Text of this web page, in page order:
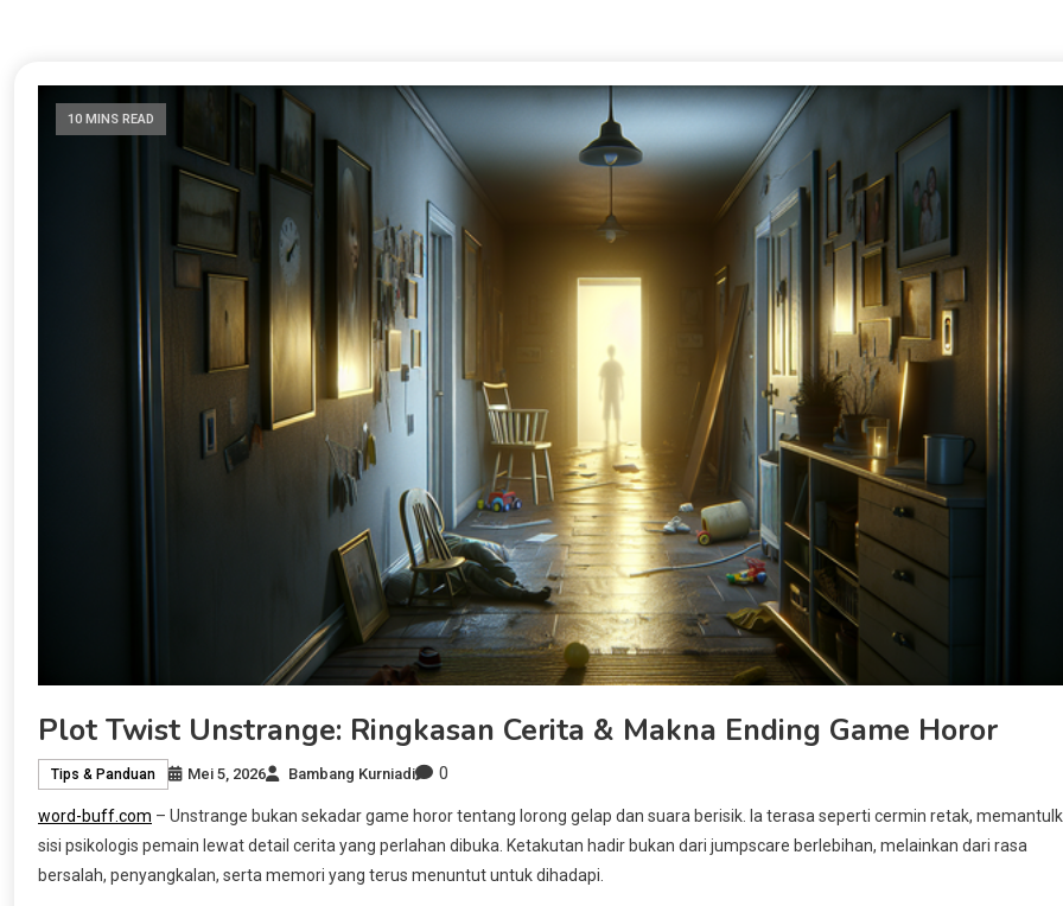
10 MINS READ
Plot Twist Unstrange: Ringkasan Cerita & Makna Ending Game Horor
Tips & Panduan Mei 5, 2026 Bambang Kurniadi 0
word-buff.com – Unstrange bukan sekadar game horor tentang lorong gelap dan suara berisik. Ia terasa seperti cermin retak,
sisi psikologis pemain lewat detail cerita yang perlahan dibuka. Ketakutan hadir bukan dari jumpscare berlebihan, melainkan dari rasa
bersalah, penyangkalan, serta memori yang terus menuntut untuk dihadapi.